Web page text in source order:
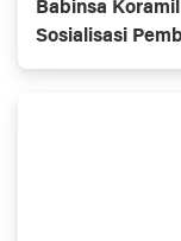
Babinsa
Sosialisasi